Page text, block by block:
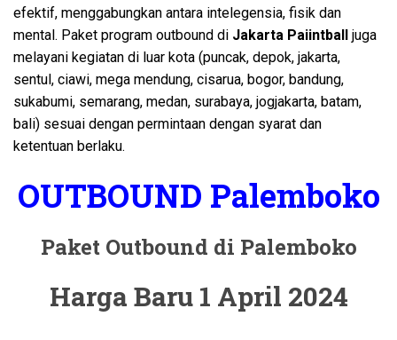
efektif, menggabungkan antara intelegensia, fisik dan
mental. Paket program outbound di Jakarta Paiintball juga
melayani kegiatan di luar kota (puncak, depok, jakarta,
sentul, ciawi, mega mendung, cisarua, bogor, bandung,
sukabumi, semarang, medan, surabaya, jogjakarta, batam,
bali) sesuai dengan permintaan dengan syarat dan
ketentuan berlaku.
OUTBOUND Palemboko
Paket Outbound di Palemboko
Harga Baru 1 April 2024